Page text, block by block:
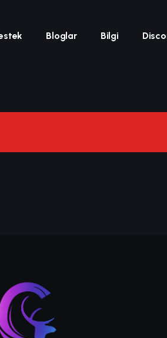
Bloglar Bilgi